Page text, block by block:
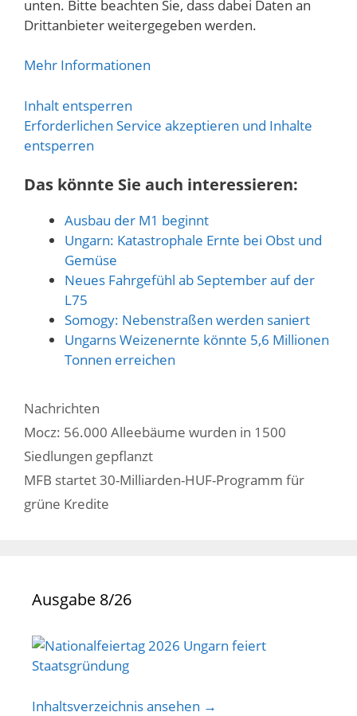
unten. Bitte beachten Sie, dass dabei Daten an
Drittanbieter weitergegeben werden.
Mehr Informationen
Inhalt entsperren
Erforderlichen Service akzeptieren und Inhalte
entsperren
Das könnte Sie auch interessieren:
Ausbau der M1 beginnt
Ungarn: Katastrophale Ernte bei Obst und
Gemüse
Neues Fahrgefühl ab September auf der
L75
Somogy: Nebenstraßen werden saniert
Ungarns Weizenernte könnte 5,6 Millionen
Tonnen erreichen
Kategorien
Nachrichten
Mocz: 56.000 Alleebäume wurden in 1500
Siedlungen gepflanzt
MFB startet 30-Milliarden-HUF-Programm für
grüne Kredite
Ausgabe 8/26
Inhaltsverzeichnis ansehen →